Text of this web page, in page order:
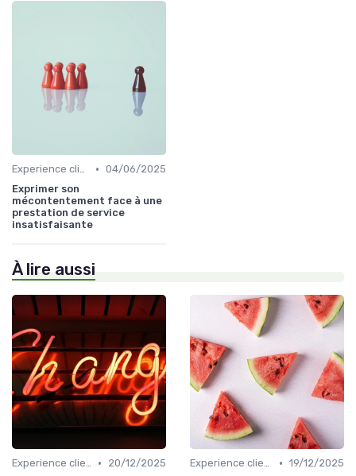
Experience client • 04/06/2025
Exprimer son
mécontentement face à une
prestation de service
insatisfaisante
À lire aussi
Experience client •
20/12/2025
Experience client • 19/12/2025